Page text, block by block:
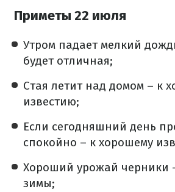
Приметы 22 июля
Утром падает мелкий
будет отличная;
Стая летит над домом – к
известию;
Если сегодняшний день
спокойно – к хорошему
Хороший урожай черники
зимы;